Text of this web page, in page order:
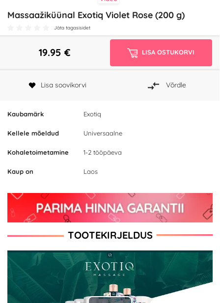
Massaažiküünal Exotiq Violet Rose (200 g)
Jäta tagasisidet
Kaubamärk Exotiq
Kellele mõeldud Universaalne
Kohaletoimetamine 1-2 tööpäeva
Kaup on Laos
19.95 € LISA OSTUKORVI
Lisa soovikorvi Võrdle
TOOTEKIRJELDUS